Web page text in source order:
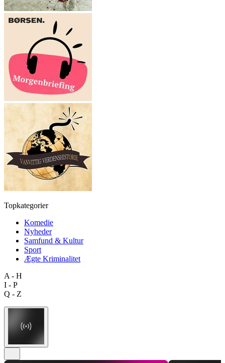
Topkategorier
Komedie
Nyheder
Samfund & Kultur
Sport
Ægte Kriminalitet
A - H
I - P
Q - Z